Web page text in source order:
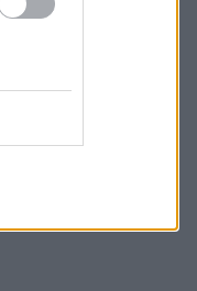
Όταν ο
μεγατόνων.
εχθρικές!–
που
οι